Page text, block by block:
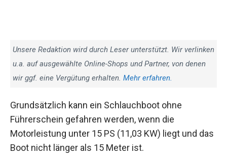
Unsere Redaktion wird durch Leser unterstützt. Wir verlinken
u.a. auf ausgewählte Online-Shops und Partner, von denen
wir ggf. eine Vergütung erhalten. Mehr erfahren.
Grundsätzlich kann ein Schlauchboot ohne
Führerschein gefahren werden, wenn die
Motorleistung unter 15 PS (11,03 KW) liegt und das
Boot nicht länger als 15 Meter ist.